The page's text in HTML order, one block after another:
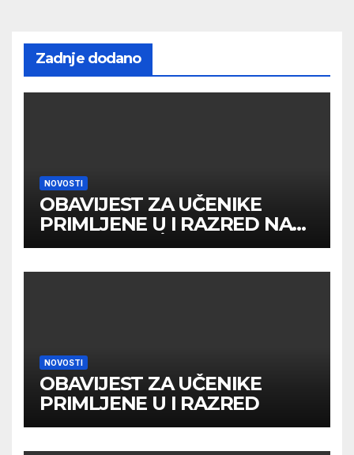
Zadnje dodano
NOVOSTI
OBAVIJEST ZA UČENIKE
PRIMLJENE U I RAZRED NA
DRUGOM UPİSNOM ROKU
NOVOSTI
OBAVIJEST ZA UČENIKE
PRIMLJENE U I RAZRED